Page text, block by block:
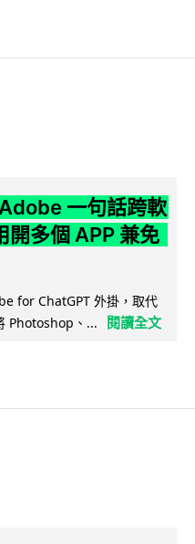
一句話跨軟
開多個 APP 兼免
for ChatGPT 外掛，取代
Photoshop、...
閱讀全文